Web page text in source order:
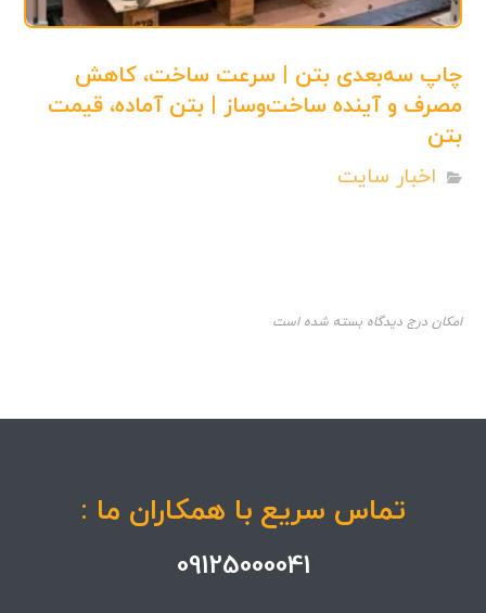
چاپ سه‌بعدی بتن | سرعت ساخت، کاهش
مصرف و آینده ساخت‌وساز | بتن آماده، قیمت
بتن
اخبار سایت
امکان درج دیدگاه بسته شده است
تماس سریع با همکاران ما :
09125000041